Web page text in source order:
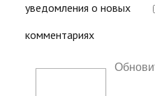
уведомления о новых
комментариях